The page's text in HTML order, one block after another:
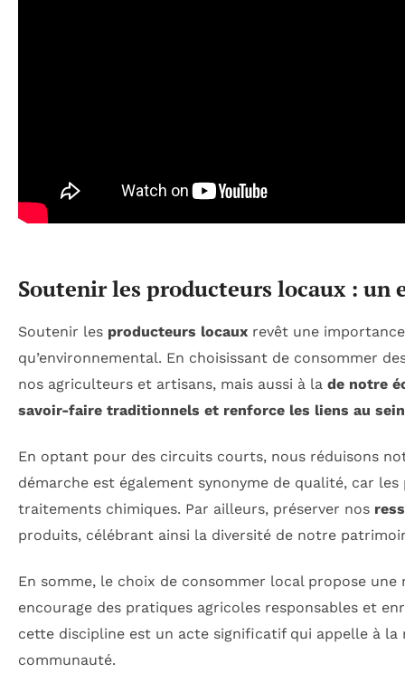
Soutenir les producteurs locaux : un
Soutenir les producteurs locaux revêt une
qu’environnemental. En choisissant de consommer
nos agriculteurs et artisans, mais aussi à la de notre
savoir-faire traditionnels et renforce les liens au
En optant pour des circuits courts, nous réduisons
démarche est également synonyme de qualité, car
traitements chimiques. Par ailleurs, préserver nos
produits, célébrant ainsi la diversité de notre
En somme, le choix de consommer local propose
encourage des pratiques agricoles responsables et
cette discipline est un acte significatif qui appelle à
communauté.